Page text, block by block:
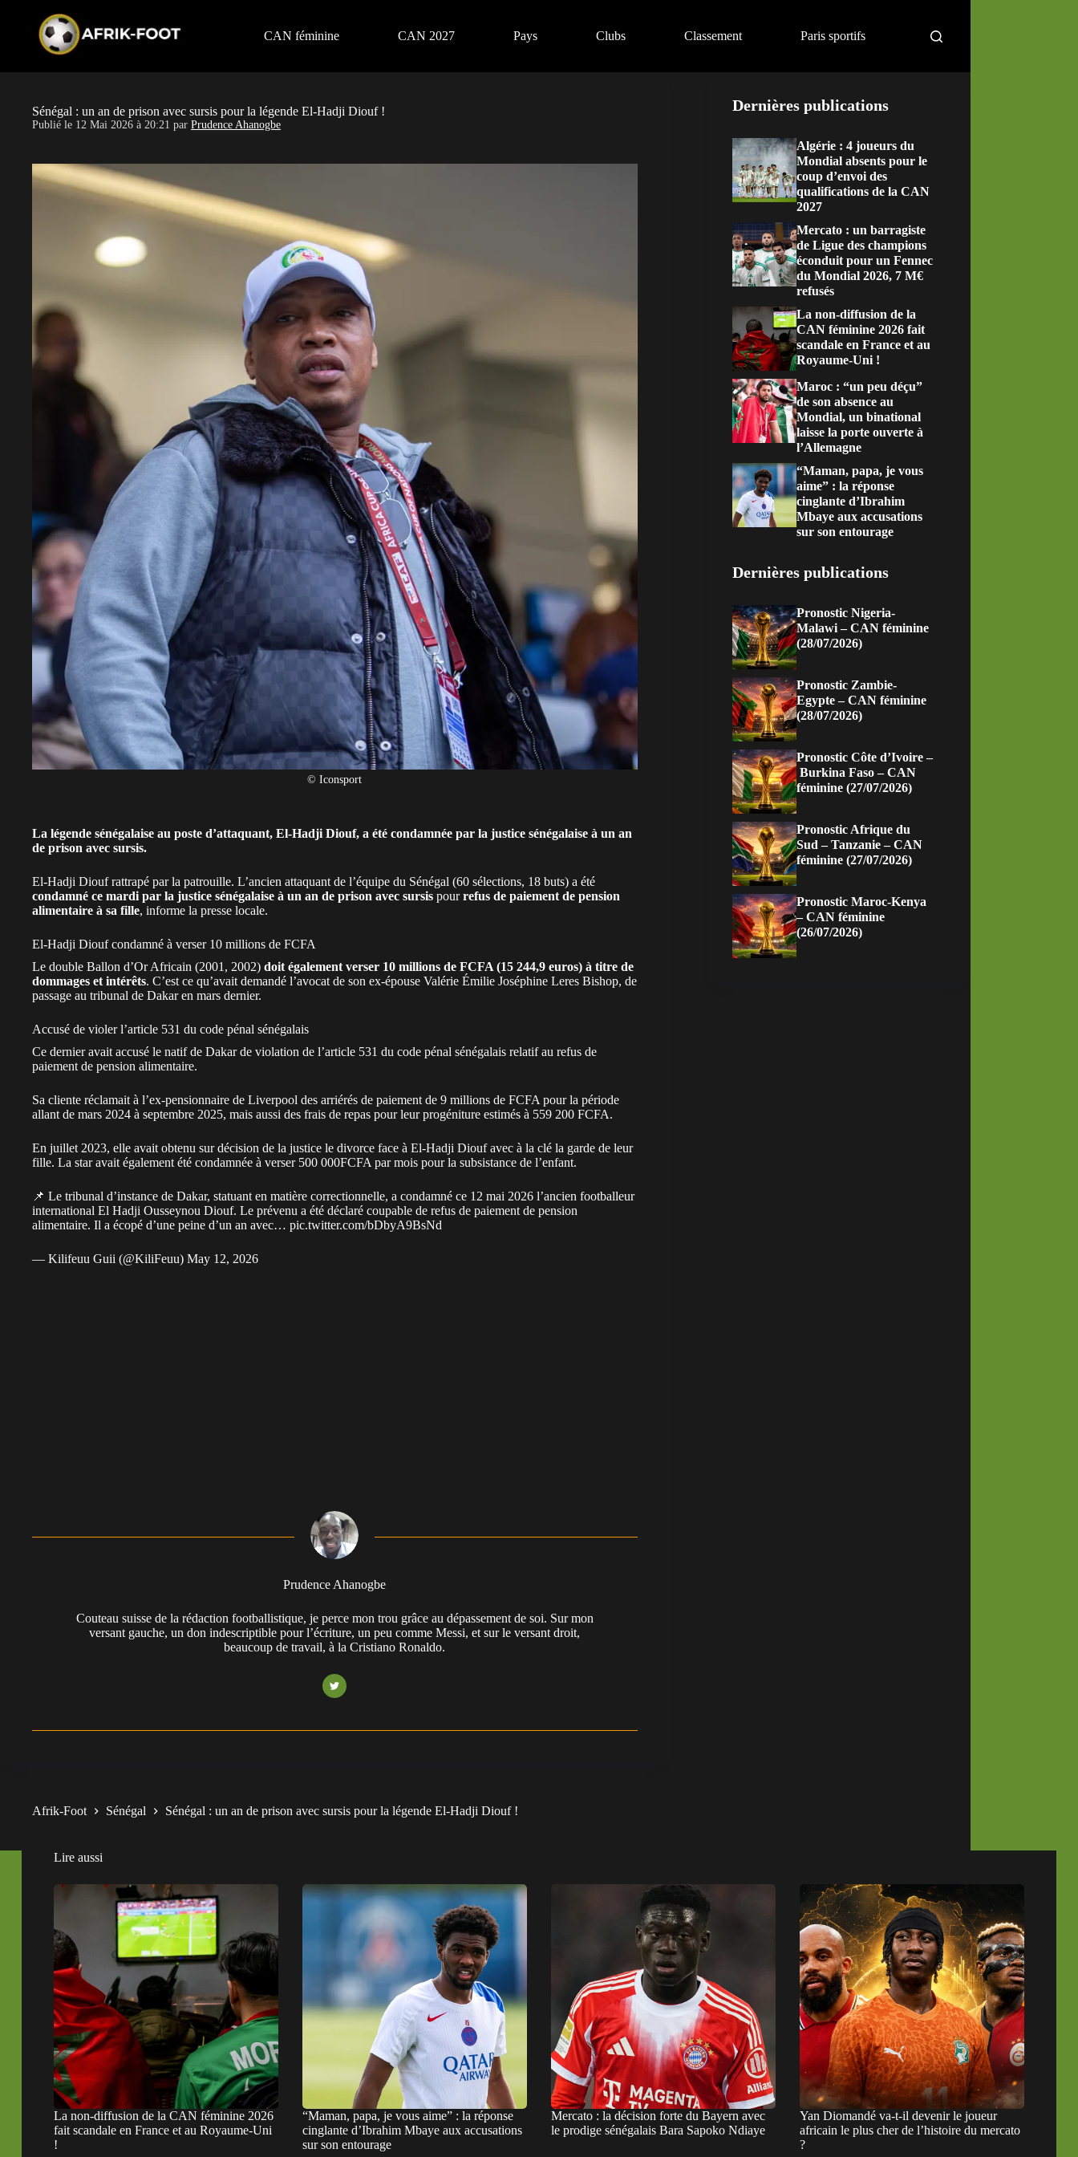
CAN féminine CAN 2027 Pays Clubs Classement Paris sportifs
Sénégal : un an de prison avec sursis pour la légende El-Hadji Diouf !
Publié le 12 Mai 2026 à 20:21 par Prudence Ahanogbe
© Iconsport
La légende sénégalaise au poste d’attaquant, El-Hadji Diouf, a été condamnée par la justice sénégalaise à un an
de prison avec sursis.
El-Hadji Diouf rattrapé par la patrouille. L’ancien attaquant de l’équipe du Sénégal (60 sélections, 18 buts) a été
condamné ce mardi par la justice sénégalaise à un an de prison avec sursis pourrefus de paiement de pension
alimentaire à sa fille, informe la presse locale.
El-Hadji Diouf condamné à verser 10 millions de FCFA
Le double Ballon d’Or Africain (2001, 2002) doit également verser 10 millions de FCFA (15 244,9 euros) à titre de
dommages et intérêts. C’est ce qu’avait demandé l’avocat de son ex-épouse Valérie Émilie Joséphine Leres Bishop, de
passage au tribunal de Dakar en mars dernier.
Accusé de violer l’article 531 du code pénal sénégalais
Ce dernier avait accusé le natif de Dakar de violation de l’article 531 du code pénal sénégalais relatif au refus de
paiement de pension alimentaire.
Sa cliente réclamait à l’ex-pensionnaire de Liverpool des arriérés de paiement de 9 millions de FCFA pour la période
allant de mars 2024 à septembre 2025, mais aussi des frais de repas pour leur progéniture estimés à 559 200 FCFA.
En juillet 2023, elle avait obtenu sur décision de la justice le divorce face à El-Hadji Diouf avec à la clé la garde de leur
fille. La star avait également été condamnée à verser 500 000FCFA par mois pour la subsistance de l’enfant.
📌 Le tribunal d’instance de Dakar, statuant en matière correctionnelle, a condamné ce 12 mai 2026 l’ancien footballeur
international El Hadji Ousseynou Diouf. Le prévenu a été déclaré coupable de refus de paiement de pension
alimentaire. Il a écopé d’une peine d’un an avec… pic.twitter.com/bDbyA9BsNd
— Kilifeuu Guii (@KiliFeuu) May 12, 2026
Prudence Ahanogbe
Couteau suisse de la rédaction footballistique, je perce mon trou grâce au dépassement de soi. Sur mon
versant gauche, un don indescriptible pour l’écriture, un peu comme Messi, et sur le versant droit,
beaucoup de travail, à la Cristiano Ronaldo.
Dernières publications
Algérie : 4 joueurs du
Mondial absents pour le
coup d’envoi des
qualifications de la CAN
2027
Mercato : un barragiste
de Ligue des champions
éconduit pour un Fennec
du Mondial 2026, 7 M€
refusés
La non-diffusion de la
CAN féminine 2026 fait
scandale en France et au
Royaume-Uni !
Maroc : “un peu déçu”
de son absence au
Mondial, un binational
laisse la porte ouverte à
l’Allemagne
“Maman, papa, je vous
aime” : la réponse
cinglante d’Ibrahim
Mbaye aux accusations
sur son entourage
Dernières publications
Pronostic Nigeria-
Malawi – CAN féminine
(28/07/2026)
Pronostic Zambie-
Egypte – CAN féminine
(28/07/2026)
Pronostic Côte d’Ivoire –
Burkina Faso – CAN
féminine (27/07/2026)
Pronostic Afrique du
Sud – Tanzanie – CAN
féminine (27/07/2026)
Pronostic Maroc-Kenya
– CAN féminine
(26/07/2026)
Afrik-Foot Sénégal Sénégal : un an de prison avec sursis pour la légende El-Hadji Diouf !
Lire aussi
La non-diffusion de la CAN féminine 2026
fait scandale en France et au Royaume-Uni
!
“Maman, papa, je vous aime” : la réponse
cinglante d’Ibrahim Mbaye aux accusations
sur son entourage
Mercato : la décision forte du Bayern avec
le prodige sénégalais Bara Sapoko Ndiaye
Yan Diomandé va-t-il devenir le joueur
africain le plus cher de l’histoire du mercato
?